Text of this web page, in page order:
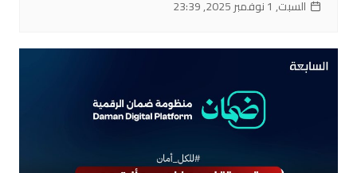
السبت, 1 نوفمبر 2025, 23:39